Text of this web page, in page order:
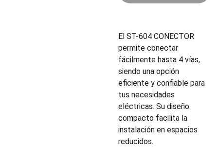
El ST-604 CONECTOR
permite conectar
fácilmente hasta 4 vías,
siendo una opción
eficiente y confiable para
tus necesidades
eléctricas. Su diseño
compacto facilita la
instalación en espacios
reducidos.